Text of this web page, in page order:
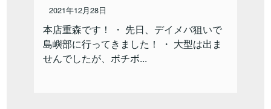
2021年12月28日
本店重森です！ ・ 先日、デイメバ狙いで
島嶼部に行ってきました！ ・ 大型は出ま
せんでしたが、ボチボ...